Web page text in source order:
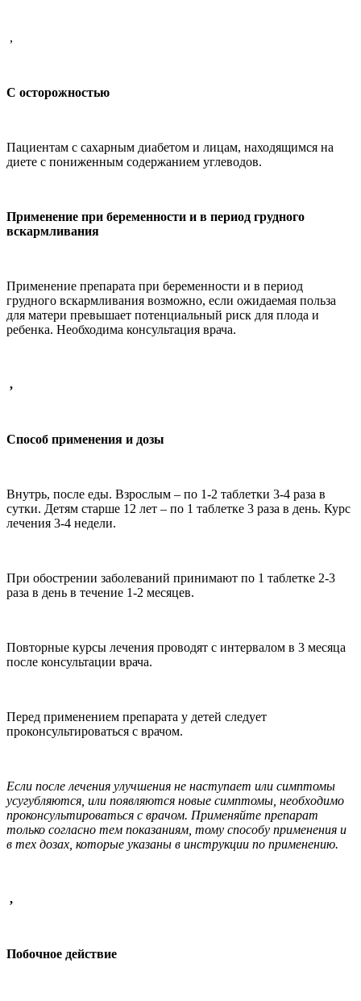
,
С осторожностью
Пациентам с сахарным диабетом и лицам, находящимся на
диете с пониженным содержанием углеводов.
Применение при беременности и в период грудного
вскармливания
Применение препарата при беременности и в период
грудного вскармливания возможно, если ожидаемая польза
для матери превышает потенциальный риск для плода и
ребенка. Необходима консультация врача.
,
Способ применения и дозы
Внутрь, после еды. Взрослым – по 1-2 таблетки 3-4 раза в
сутки. Детям старше 12 лет – по 1 таблетке 3 раза в день. Курс
лечения 3-4 недели.
При обострении заболеваний принимают по 1 таблетке 2-3
раза в день в течение 1-2 месяцев.
Повторные курсы лечения проводят с интервалом в 3 месяца
после консультации врача.
Перед применением препарата у детей следует
проконсультироваться с врачом.
Если после лечения улучшения не наступает или симптомы
усугубляются, или появляются новые симптомы, необходимо
проконсультироваться с врачом. Применяйте препарат
только согласно тем показаниям, тому способу применения и
в тех дозах, которые указаны в инструкции по применению.
,
Побочное действие